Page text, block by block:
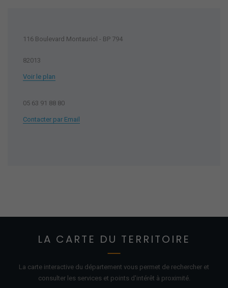
116 Boulevard Montauriol - BP 794
82013
Voir le plan
05 63 91 88 80
Contacter par Email
LA CARTE DU TERRITOIRE
La carte interactive du département vous permet de rechercher et
consulter les services et points d'intérêt à proximité.